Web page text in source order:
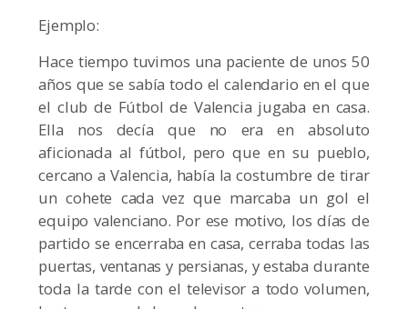
Ejemplo:
Hace tiempo tuvimos una paciente de unos 50
años que se sabía todo el calendario en el que
el club de Fútbol de Valencia jugaba en casa.
Ella nos decía que no era en absoluto
aficionada al fútbol, pero que en su pueblo,
cercano a Valencia, había la costumbre de tirar
un cohete cada vez que marcaba un gol el
equipo valenciano. Por ese motivo, los días de
partido se encerraba en casa, cerraba todas las
puertas, ventanas y persianas, y estaba durante
toda la tarde con el televisor a todo volumen,